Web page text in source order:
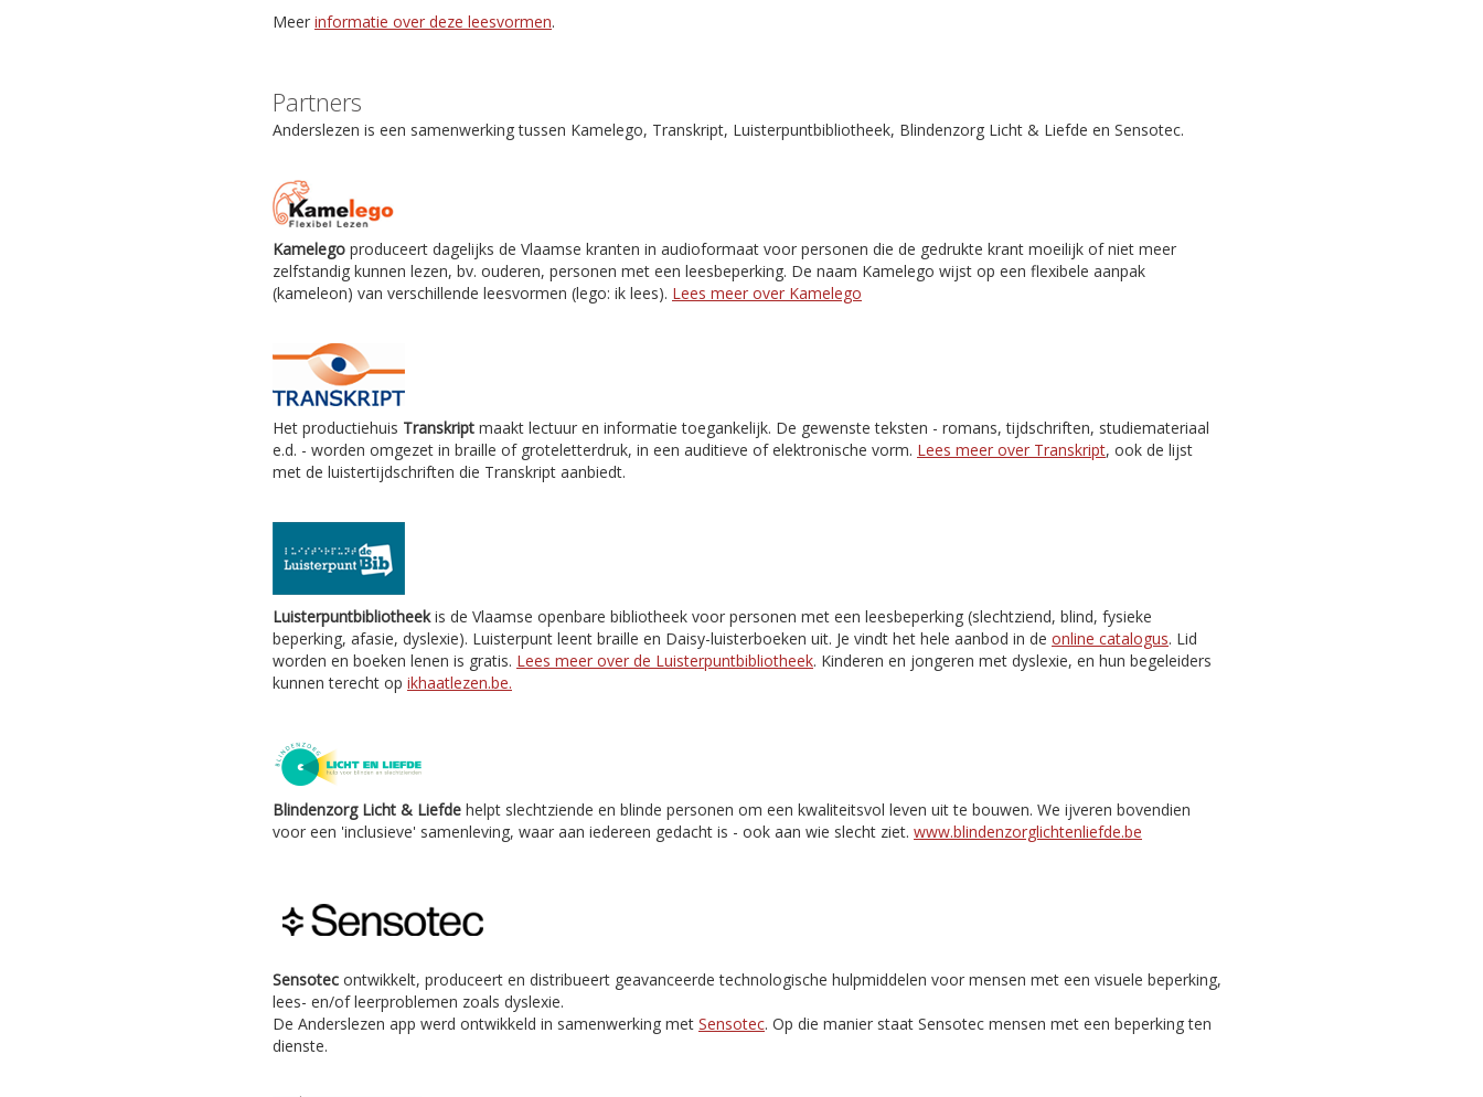
Meer informatie over deze leesvormen.
Partners
Anderslezen is een samenwerking tussen Kamelego, Transkript, Luisterpuntbibliotheek, Blindenzorg Licht & Liefde en Sensotec.
Kamelego produceert dagelijks de Vlaamse kranten in audioformaat voor personen die de gedrukte krant moeilijk of niet meer
zelfstandig kunnen lezen, bv. ouderen, personen met een leesbeperking. De naam Kamelego wijst op een flexibele aanpak
(kameleon) van verschillende leesvormen (lego: ik lees). Lees meer over Kamelego
Het productiehuis Transkript maakt lectuur en informatie toegankelijk. De gewenste teksten - romans, tijdschriften, studiemateriaal
e.d. - worden omgezet in braille of groteletterdruk, in een auditieve of elektronische vorm. Lees meer over Transkript, ook de lijst
met de luistertijdschriften die Transkript aanbiedt.
Luisterpuntbibliotheekis de Vlaamse openbare bibliotheek voor personen met een leesbeperking (slechtziend, blind, fysieke
beperking, afasie, dyslexie). Luisterpunt leent braille en Daisy-luisterboeken uit. Je vindt het hele aanbod in de online catalogus. Lid
worden en boeken lenen is gratis. Lees meer over de Luisterpuntbibliotheek. Kinderen en jongeren met dyslexie, en hun begeleiders
kunnen terecht op ikhaatlezen.be.
Blindenzorg Licht & Liefde helpt slechtziende en blinde personen om een kwaliteitsvol leven uit te bouwen. We ijveren bovendien
voor een 'inclusieve' samenleving, waar aan iedereen gedacht is - ook aan wie slecht ziet. www.blindenzorglichtenliefde.be
Sensotec ontwikkelt, produceert en distribueert geavanceerde technologische hulpmiddelen voor mensen met een visuele beperking,
lees- en/of leerproblemen zoals dyslexie.
De Anderslezen app werd ontwikkeld in samenwerking met Sensotec. Op die manier staat Sensotec mensen met een beperking ten
dienste.